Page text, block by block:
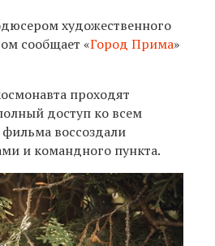
художественного
сообщает «Город Прима»
проходят
доступ ко всем
воссоздали
и командного пункта.